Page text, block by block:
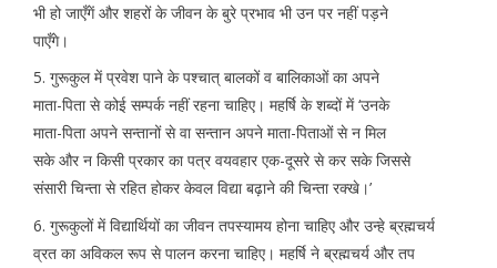
भी हो जाएँगें और शहरों के जीवन के बुरे प्रभाव भी उन पर नहीं पड़ने
पाएँगे।
5. गुरूकुल में प्रवेश पाने के पश्चात् बालकों व बालिकाओं का अपने
माता-पिता से कोई सम्पर्क नहीं रहना चाहिए। महर्षि के शब्दों में ‘उनके
माता-पिता अपने सन्तानों से वा सन्तान अपने माता-पिताओं से न मिल
सके और न किसी प्रकार का पत्र वयवहार एक-दूसरे से कर सके जिससे
संसारी चिन्ता से रहित होकर केवल विद्या बढ़ाने की चिन्ता रक्खे।’
6. गुरूकुलों में विद्यार्थियों का जीवन तपस्यामय होना चाहिए और उन्हे ब्रह्मचर्य
व्रत का अविकल रूप से पालन करना चाहिए। महर्षि ने ब्रह्मचर्य और तप